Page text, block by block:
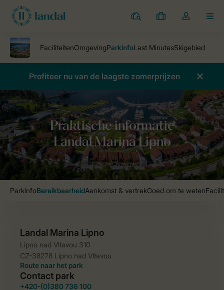
Parken
Mijn
Open
van
mijn
account
Profiteer nu van de laagste zomerprijzen